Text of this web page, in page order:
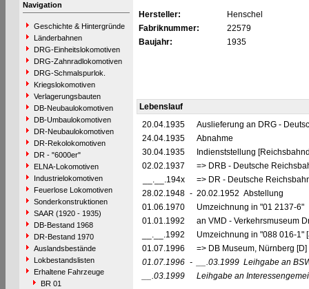
Navigation
Geschichte & Hintergründe
Länderbahnen
DRG-Einheitslokomotiven
DRG-Zahnradlokomotiven
DRG-Schmalspurlok.
Kriegslokomotiven
Verlagerungsbauten
DB-Neubaulokomotiven
DB-Umbaulokomotiven
DR-Neubaulokomotiven
DR-Rekolokomotiven
DR - "6000er"
ELNA-Lokomotiven
Industrielokomotiven
Feuerlose Lokomotiven
Sonderkonstruktionen
SAAR (1920 - 1935)
DB-Bestand 1968
DR-Bestand 1970
Auslandsbestände
Lokbestandslisten
Erhaltene Fahrzeuge
BR 01
Hersteller:
Henschel
Fabriknummer:
22579
Baujahr:
1935
Lebenslauf
20.04.1935
Auslieferung an DRG -
24.04.1935
Abnahme
30.04.1935
Indienststellung
02.02.1937
=> DRB - Deutsche
__.__.194x
=> DR - Deutsche
28.02.1948 - 20.02.1952 Abstellung
01.06.1970
Umzeichnung in "01 2137-6"
01.01.1992
an VMD - Verkehrsmuseum
__.__.1992
Umzeichnung in "088 016-1"
01.07.1996
=> DB Museum, Nürnberg
01.07.1996 - __.03.1999 Leihgabe an
__.03.1999
Leihgabe an